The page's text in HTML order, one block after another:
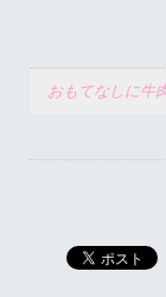
おもてなしに牛